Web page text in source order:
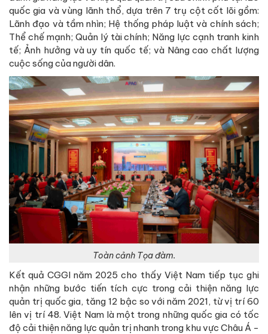
quốc gia và vùng lãnh thổ, dựa trên 7 trụ cột cốt lõi gồm:
Lãnh đạo và tầm nhìn; Hệ thống pháp luật và chính sách;
Thể chế mạnh; Quản lý tài chính; Năng lực cạnh tranh kinh
tế; Ảnh hưởng và uy tín quốc tế; và Nâng cao chất lượng
cuộc sống của người dân.
Toàn cảnh Tọa đàm.
Kết quả CGGI năm 2025 cho thấy Việt Nam tiếp tục ghi
nhận những bước tiến tích cực trong cải thiện năng lực
quản trị quốc gia, tăng 12 bậc so với năm 2021, từ vị trí 60
lên vị trí 48. Việt Nam là một trong những quốc gia có tốc
độ cải thiện năng lực quản trị nhanh trong khu vực Châu Á -